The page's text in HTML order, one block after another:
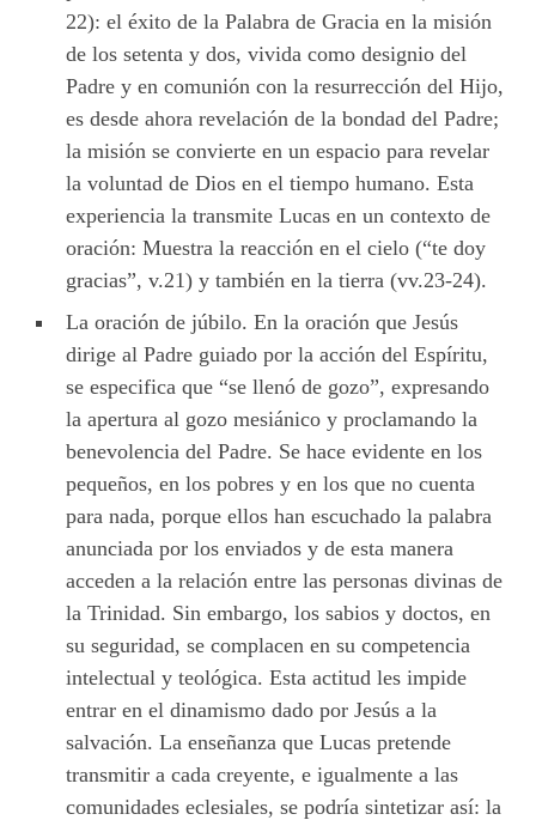
22): el éxito de la Palabra de Gracia en la misión
de los setenta y dos, vivida como designio del
Padre y en comunión con la resurrección del Hijo,
es desde ahora revelación de la bondad del Padre;
la misión se convierte en un espacio para revelar
la voluntad de Dios en el tiempo humano. Esta
experiencia la transmite Lucas en un contexto de
oración: Muestra la reacción en el cielo (“te doy
gracias”, v.21) y también en la tierra (vv.23-24).
La oración de júbilo. En la oración que Jesús
dirige al Padre guiado por la acción del Espíritu,
se especifica que “se llenó de gozo”, expresando
la apertura al gozo mesiánico y proclamando la
benevolencia del Padre. Se hace evidente en los
pequeños, en los pobres y en los que no cuenta
para nada, porque ellos han escuchado la palabra
anunciada por los enviados y de esta manera
acceden a la relación entre las personas divinas de
la Trinidad. Sin embargo, los sabios y doctos, en
su seguridad, se complacen en su competencia
intelectual y teológica. Esta actitud les impide
entrar en el dinamismo dado por Jesús a la
salvación. La enseñanza que Lucas pretende
transmitir a cada creyente, e igualmente a las
comunidades eclesiales, se podría sintetizar así: la